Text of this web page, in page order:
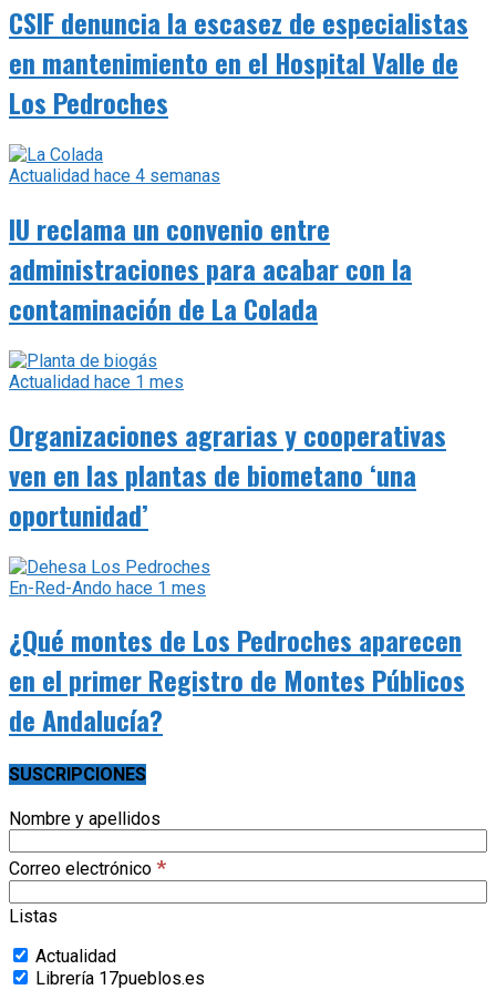
CSIF denuncia la escasez de especialistas
en mantenimiento en el Hospital Valle de
Los Pedroches
Actualidad hace 4 semanas
IU reclama un convenio entre
administraciones para acabar con la
contaminación de La Colada
Actualidad hace 1 mes
Organizaciones agrarias y cooperativas
ven en las plantas de biometano ‘una
oportunidad’
En-Red-Ando hace 1 mes
¿Qué montes de Los Pedroches aparecen
en el primer Registro de Montes Públicos
de Andalucía?
SUSCRIPCIONES
Nombre y apellidos
Correo electrónico *
Listas
Actualidad
Librería 17pueblos.es